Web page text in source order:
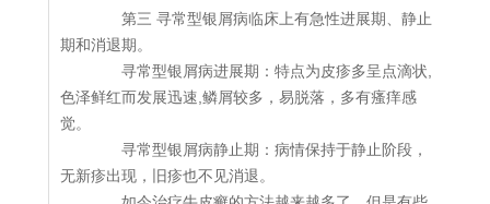
第三 寻常型银屑病临床上有急性进展期、静止
期和消退期。
寻常型银屑病进展期：特点为皮疹多呈点滴状,
色泽鲜红而发展迅速,鳞屑较多，易脱落，多有瘙痒感
觉。
寻常型银屑病静止期：病情保持于静止阶段，
无新疹出现，旧疹也不见消退。